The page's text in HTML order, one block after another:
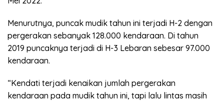
Menurutnya, puncak mudik tahun ini terjadi H-2 dengan
pergerakan sebanyak 128.000 kendaraan. Di tahun
2019 puncaknya terjadi di H-3 Lebaran sebesar 97.000
kendaraan.
“Kendati terjadi kenaikan jumlah pergerakan
kendaraan pada mudik tahun ini, tapi lalu lintas masih